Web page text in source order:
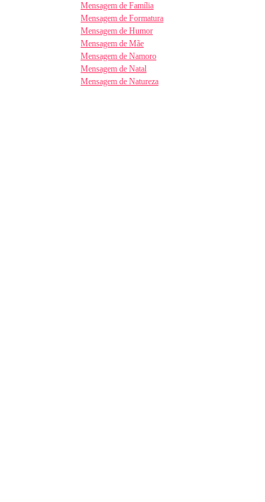
Mensagem de Família
Mensagem de Formatura
Mensagem de Humor
Mensagem de Mãe
Mensagem de Namoro
Mensagem de Natal
Mensagem de Natureza